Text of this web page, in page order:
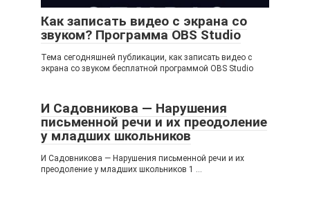
Как записать видео с экрана со
звуком? Программа OBS Studio
Тема сегодняшней публикации, как записать видео с
экрана со звуком бесплатной программой OBS Studio
И Садовникова — Нарушения
письменной речи и их преодоление
у младших школьников
И Садовникова — Нарушения письменной речи и их
преодоление у младших школьников 1 …